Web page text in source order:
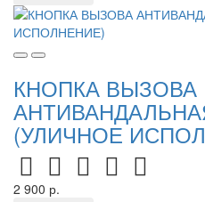
КНОПКА ВЫЗОВА
(УЛИЧНОЕ
2 900 р.